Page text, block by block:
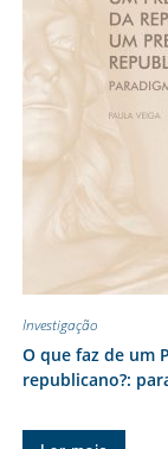
Investigação
O que faz de um
republicano?: